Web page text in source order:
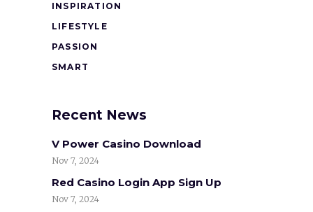
INSPIRATION
LIFESTYLE
PASSION
SMART
Recent News
V Power Casino Download
Nov 7, 2024
Red Casino Login App Sign Up
Nov 7, 2024